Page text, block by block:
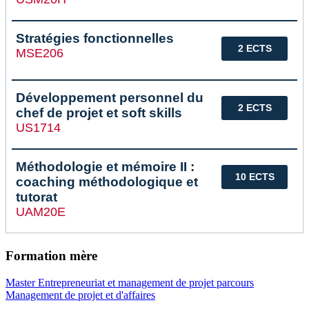
2 ECTS
Stratégies fonctionnelles
MSE206
2 ECTS
Développement personnel du
chef de projet et soft skills
US1714
10 ECTS
Méthodologie et mémoire II :
coaching méthodologique et
tutorat
UAM20E
Formation mère
Master Entrepreneuriat et management de projet parcours
Management de projet et d'affaires